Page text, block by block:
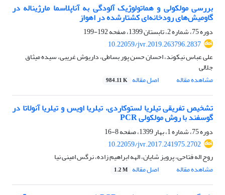
بررسی مولکولی و هماتولوژیک آلودگی به آناپلاسما مارژیناله در
گاومیش‌های رودخانه‌ای کشتارشده در اهواز
دوره 75، شماره 2، تابستان 1399، صفحه
192-199
10.22059/jvr.2019.263796.2837
علی عباس نیکوند، احسان حسن پور بساطی، داریوش غریبی، سیده میثاق
جلالی
مشاهده مقاله
اصل مقاله 984.11 K
تشخیص تفریقی تیلریا لستوکاردی، تیلریا اویس و تیلریا آنولاتا در
گوسفند با روش مولکولی PCR
دوره 75، شماره 1، بهار 1399، صفحه
8-16
10.22059/jvr.2017.241975.2702
روح اله فتاحی، پرویز شایان، الهه ابراهیم زاده، نرگس امینی نیا
مشاهده مقاله
اصل مقاله 1.2 M